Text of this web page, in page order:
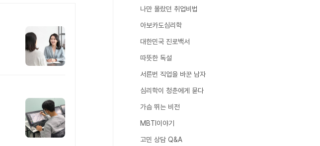
나만 몰랐던 취업비법
아보카도심리학
대한민국 진로백서
따뜻한 독설
서른번 직업을 바꾼 남자
심리학이 청춘에게 묻다
가슴 뛰는 비전
MBTI이야기
고민 상담 Q&A